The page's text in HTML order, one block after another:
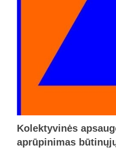
Kolektyvinės
aprūpinimas